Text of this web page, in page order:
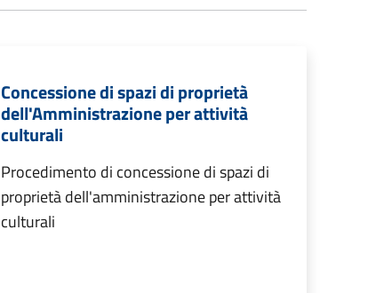
Concessione di spazi di proprietà
dell'Amministrazione per attività
culturali
Procedimento di concessione di spazi di
proprietà dell'amministrazione per attività
culturali